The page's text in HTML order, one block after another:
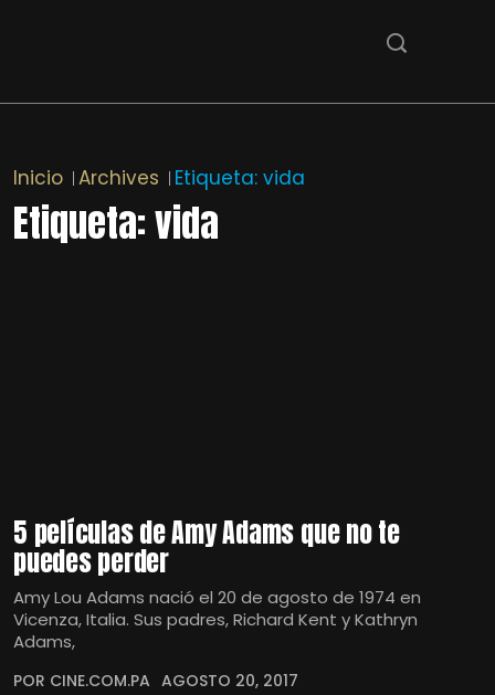
Inicio Archives Etiqueta: vida
Etiqueta:vida
5 películas de Amy Adams que no te
puedes perder
Amy Lou Adams nació el 20 de agosto de 1974 en
Vicenza, Italia. Sus padres, Richard Kent y Kathryn
Adams,
POR CINE.COM.PA AGOSTO 20, 2017